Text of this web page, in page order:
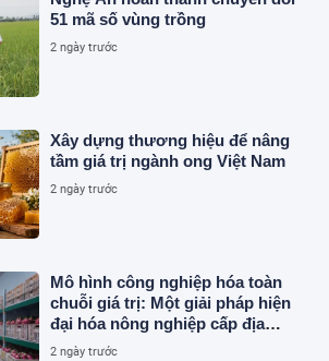
51 mã số vùng trồng
2 ngày trước
Xây dựng thương hiệu để nâng
tầm giá trị ngành ong Việt Nam
2 ngày trước
Mô hình công nghiệp hóa toàn
chuỗi giá trị: Một giải pháp hiện
đại hóa nông nghiệp cấp địa
phương tại Việt Nam
2 ngày trước